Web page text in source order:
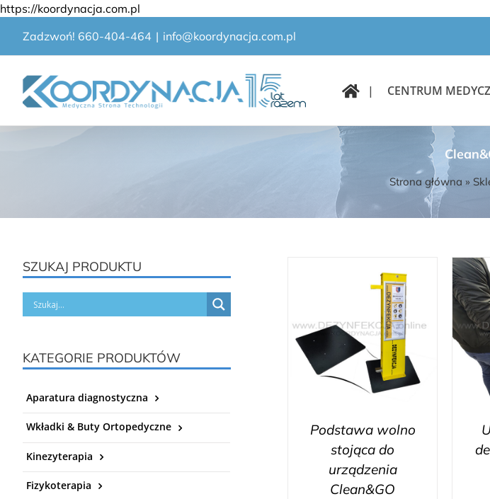
https://koordynacja.com.pl
zawartości
Zadzwoń! 660-404-464 | info@koordynacja.com.pl
| CENTRUM
Strona główna »
Podstawa wolno
stojąca do
urządzenia
Clean&GO
SZUKAJ PRODUKTU
KATEGORIE PRODUKTÓW
Aparatura diagnostyczna
Wkładki & Buty Ortopedyczne
Kinezyterapia
Fizykoterapia